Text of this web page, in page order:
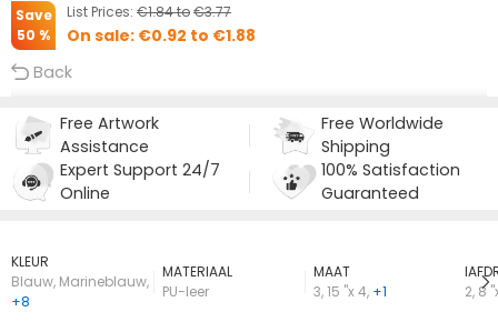
List Prices: €1.84to€3.77
Save
50 %
On sale: €0.92 to €1.88
Back
Free Artwork
Assistance
Free Worldwide
Shipping
Expert Support 24/7
Online
100% Satisfaction
Guaranteed
KLEUR
Blauw, Marineblauw,
+8
MATERIAAL
PU-leer
MAAT
3,15 "x 4, +1
2,8